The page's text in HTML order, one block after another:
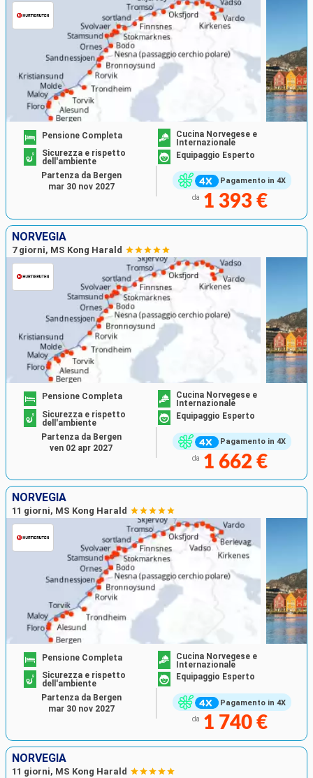
Pagamento in 4X
Pensione Completa
Cucina Norvegese e
Internazionale
Sicurezza e rispetto
dell'ambiente
Equipaggio Esperto
da 1 393 €
Partenza da Bergen
mar 30 nov 2027
NORVEGIA
7 giorni, MS Kong Harald
Pagamento in 4X
Pensione Completa
Cucina Norvegese e
Internazionale
Sicurezza e rispetto
dell'ambiente
Equipaggio Esperto
da 1 662 €
Partenza da Bergen
ven 02 apr 2027
NORVEGIA
11 giorni, MS Kong Harald
Pagamento in 4X
Pensione Completa
Cucina Norvegese e
Internazionale
Sicurezza e rispetto
dell'ambiente
Equipaggio Esperto
da 1 740 €
Partenza da Bergen
mar 30 nov 2027
NORVEGIA
11 giorni, MS Kong Harald